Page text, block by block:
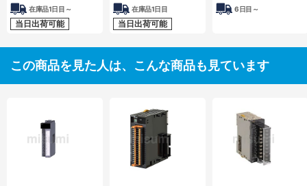
在庫品1日目～
当日出荷可能
在庫品1日目
当日出荷可能
6日目～
この商品を見た人は、こんな商品も見ています